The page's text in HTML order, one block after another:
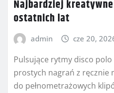
Najbardziej
ostatnich lat
admin cze 20,
Pulsujące rytmy disco polo
prostych nagrań z ręcznie
do pełnometrażowych